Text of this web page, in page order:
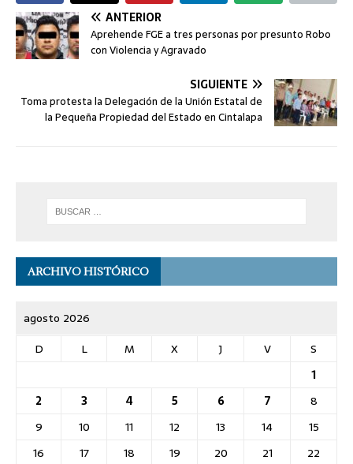
ANTERIOR
Aprehende FGE a tres personas por presunto Robo
con Violencia y Agravado
SIGUIENTE
Toma protesta la Delegación de la Unión Estatal de
la Pequeña Propiedad del Estado en Cintalapa
ARCHIVO HISTÓRICO
agosto 2026
D
L M X J V
S
1
2
3 4 5 6 7
8
9
10 11 12 13 14
15
16
17 18 19 20 21
22